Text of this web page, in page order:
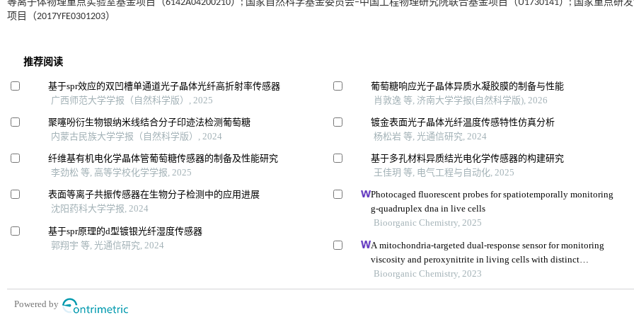
等离子体物理重点实验室基金项目（6142A04200210）; 国家自然科学基金委员会–中国工程物理研究院联合基金项目（U1730141）; 国家重点研
项目（2017YFE0301203）